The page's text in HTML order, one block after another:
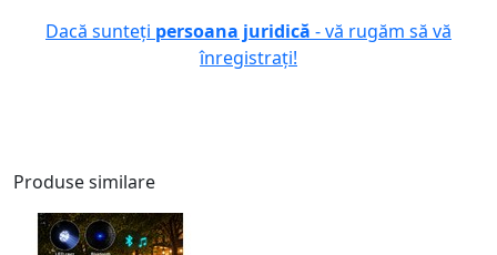
Dacă sunteți persoana juridică - vă rugăm să vă
înregistrați!
Produse similare